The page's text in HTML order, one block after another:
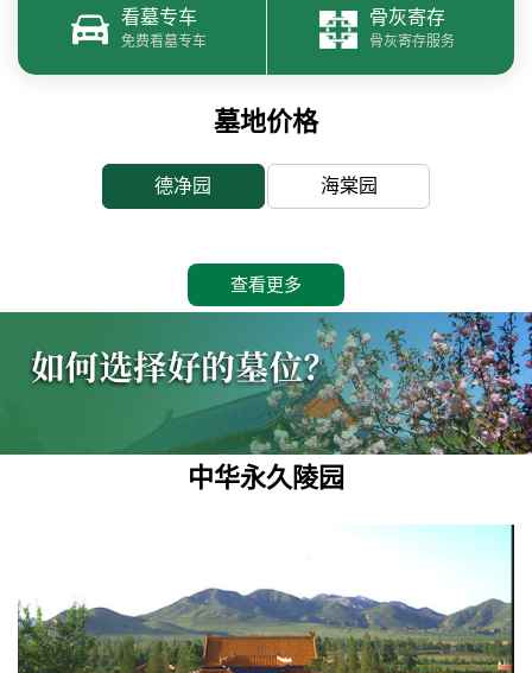
看墓专车
免费看墓专车
骨灰寄存
骨灰寄存服务
墓地价格
德净园 海棠园
查看更多
中华永久陵园